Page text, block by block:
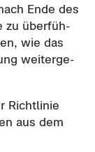
Ende des
zu über­füh­
wie das
wei­ter­ge­
Richt­li­nie
aus dem